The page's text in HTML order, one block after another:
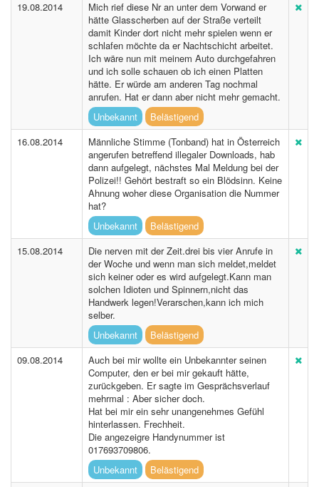
19.08.2014
Mich rief diese Nr an unter dem Vorwand er
hätte Glasscherben auf der Straße verteilt
damit Kinder dort nicht mehr spielen wenn er
schlafen möchte da er Nachtschicht arbeitet.
Ich wäre nun mit meinem Auto durchgefahren
und ich solle schauen ob ich einen Platten
hätte. Er würde am anderen Tag nochmal
anrufen. Hat er dann aber nicht mehr gemacht.
Unbekannt
Belästigend
16.08.2014
Männliche Stimme (Tonband) hat in Österreich
angerufen betreffend illegaler Downloads, hab
dann aufgelegt, nächstes Mal Meldung bei der
Polizei!! Gehört bestraft so ein Blödsinn. Keine
Ahnung woher diese Organisation die Nummer
hat?
Unbekannt
Belästigend
15.08.2014
Die nerven mit der Zeit.drei bis vier Anrufe in
der Woche und wenn man sich meldet,meldet
sich keiner oder es wird aufgelegt.Kann man
solchen Idioten und Spinnern,nicht das
Handwerk legen!Verarschen,kann ich mich
selber.
Unbekannt
Belästigend
09.08.2014
Auch bei mir wollte ein Unbekannter seinen
Computer, den er bei mir gekauft hätte,
zurückgeben. Er sagte im Gesprächsverlauf
mehrmal : Aber sicher doch.
Hat bei mir ein sehr unangenehmes Gefühl
hinterlassen. Frechheit.
Die angezeigre Handynummer ist
017693709806.
Unbekannt
Belästigend